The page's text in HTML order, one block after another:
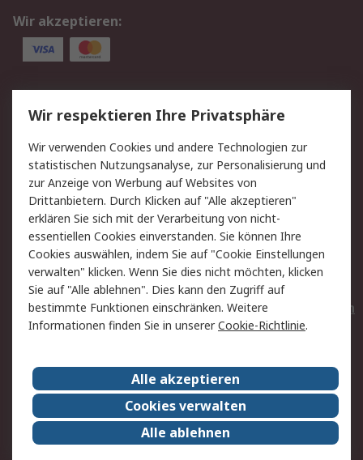
Wir akzeptieren:
Service
Value Added Services
Lieferlösungen
Rücksendungen
Kontakt
Hilfe
Privatkunden
Rechtliches
AGB
Datenschutz
Cookie-Richtlinie
Zahlungsbedingungen
Copyright/Impressum
Entsorgung
Elektrogeräte/Batterien
RS weltweit
Karriere bei RS
Nachhaltigkeit
Qualität/Umwelt/ZertifikatePresse-Center
Event-Center
Wir respektieren Ihre Privatsphäre
Wir verwenden Cookies und andere Technologien zur
statistischen Nutzungsanalyse, zur Personalisierung und
zur Anzeige von Werbung auf Websites von
Drittanbietern. Durch Klicken auf "Alle akzeptieren"
erklären Sie sich mit der Verarbeitung von nicht-
essentiellen Cookies einverstanden. Sie können Ihre
Cookies auswählen, indem Sie auf "Cookie Einstellungen
verwalten" klicken. Wenn Sie dies nicht möchten, klicken
Sie auf "Alle ablehnen". Dies kann den Zugriff auf
bestimmte Funktionen einschränken. Weitere
Informationen finden Sie in unsererCookie-Richtlinie.
Alle akzeptieren
Cookies verwalten
Alle ablehnen